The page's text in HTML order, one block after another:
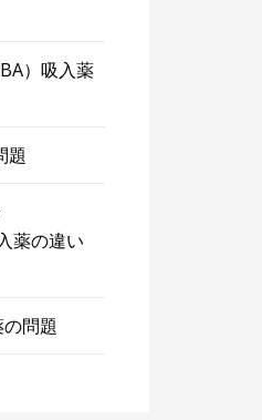
）吸入薬
題
薬の違い
問題